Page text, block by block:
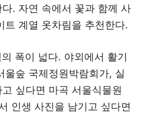
. 자연 속에서 꽃과 함께 사
트 계열 옷차림을 추천한다.
폭이 넓다. 야외에서 활기
울숲 국제정원박람회가, 실
싶다면 마곡 서울식물원
인생 사진을 남기고 싶다면